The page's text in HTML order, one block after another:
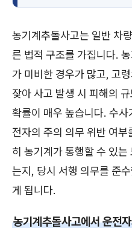
농기계추돌사고는 일반 차
른 법적 구조를 가집니다.
가 미비한 경우가 많고, 고
잦아 사고 발생 시 피해의
확률이 매우 높습니다. 수
전자의 주의 의무 위반 여
히 농기계가 통행할 수 있
는지, 당시 서행 의무를 준
게 됩니다.
농기계추돌사고에서 운전